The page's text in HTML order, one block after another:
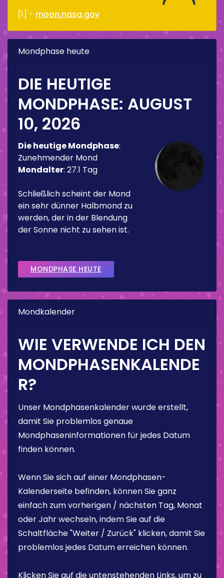
[1] - moon.nasa.gov
Mondphase heute
DIE HEUTIGE
MONDPHASE: AUGUST
10, 2026
Die heutige Mondphase:
Zunehmender Mond
Mondalter: 27.1 Tag
Schließlich scheint der Mond
ein sehr dünner Halbmond zu
werden, der in der Blendung
der Sonne nicht zu sehen ist.
MONDPHASE HEUTE
Mondkalender
WIE VERWENDE ICH DEN
MONDPHASENKALENDE
R?
Unser Mondphasenkalender wurde erstellt,
damit Sie problemlos genaue
Mondphaseninformationen für jedes Datum
finden können.
Wenn Sie sich auf einer Mondphasen-
Kalenderseite befinden, können Sie ganz
einfach zum vorherigen / nächsten Tag, Monat
oder Jahr wechseln, indem Sie auf die
Schaltfläche "Weiter / Zurück" klicken, damit Sie
problemlos jedes Datum erreichen können.
Klicken Sie auf die untenstehenden Links, um zu